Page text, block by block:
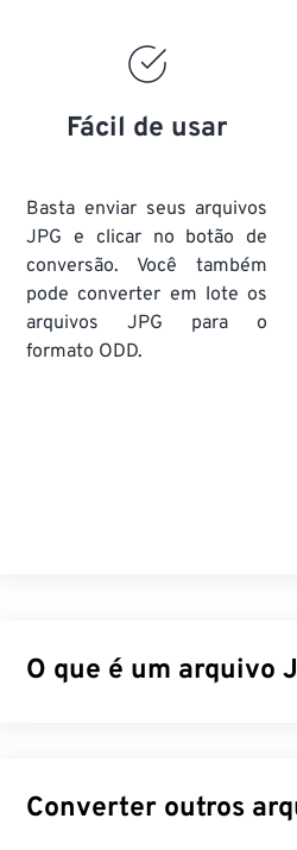
Fácil de usar
Basta enviar seus arquivos
JPG e clicar no botão de
conversão. Você também
pode converter em loteos
arquivos JPG para o
formato ODD.
O que é um arquivo
oferece é a razão de sua
arquivos JPG os torna